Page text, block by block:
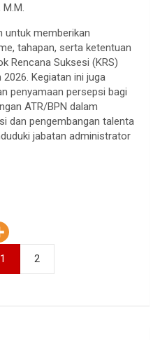
untuk memberikan
tahapan, serta ketentuan
Rencana Suksesi (KRS)
Kegiatan ini juga
penyamaan persepsi bagi
ATR/BPN dalam
dan pengembangan talenta
jabatan administrator
1 2